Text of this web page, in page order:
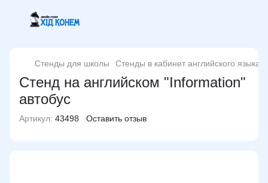
Стенды для школы Стенды в кабинет английского языка
Стенд на английском "Information"
автобус
Артикул: 43498 Оставить отзыв